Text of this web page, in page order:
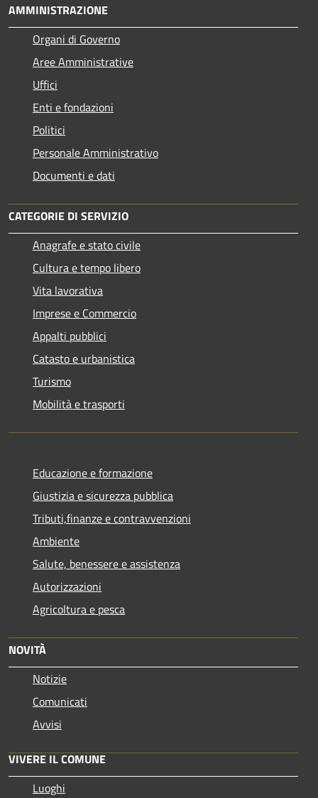
AMMINISTRAZIONE
Organi di Governo
Aree Amministrative
Uffici
Enti e fondazioni
Politici
Personale Amministrativo
Documenti e dati
CATEGORIE DI SERVIZIO
Anagrafe e stato civile
Cultura e tempo libero
Vita lavorativa
Imprese e Commercio
Appalti pubblici
Catasto e urbanistica
Turismo
Mobilità e trasporti
Educazione e formazione
Giustizia e sicurezza pubblica
Tributi,finanze e contravvenzioni
Ambiente
Salute, benessere e assistenza
Autorizzazioni
Agricoltura e pesca
NOVITÀ
Notizie
Comunicati
Avvisi
VIVERE IL COMUNE
Luoghi